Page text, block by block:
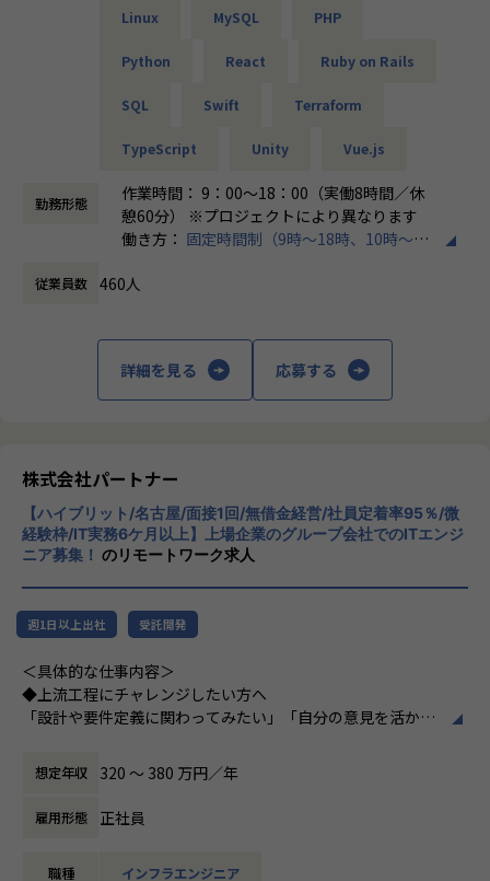
ら活躍している社員も多数。女性管理職も在籍しており、年
齢や性別を問わずフェアに評価される環境です。
＜チーム組織構成＞
入社後は原則2名以上のチームに配属されるため、一人現場
また、経験値に応じて先輩がフォローに入り、定例MTGやチ
ャットで気軽に相談できる環境を整えています。
平均年齢32.5歳
95％（2024年8月時点／1年以内）
y／Vue／AWS）
・自社ECサイトの新規立ち上げ（要件定義～運用／TypeScr
ipt、GCP）
・大手メーカー向け製造システムの業務改善プロジェクト
▼インフラ系
・アプリ向けサーバ設計構築（Docker／Azure）
・大手クライアント向け仮想環境移行・導入（Windows／A
ctive Directory）
＜安心のサポート体制＞
・教育担当が1on1でフォロー
└配属先はチーム＋教育係体制で、すぐ相談できる環境を整
Linux MySQL PHP
Python React Ruby on Rails
SQL Swift Terraform
TypeScript Unity Vue.js
勤務形態
作業時間： 9：00～18：00（実働8時間／休
憩60分） ※プロジェクトにより異なります
働き方： 固定時間制（9時～18時、10時～19
時間外労働の有無： 有（月平均20時間）
従業員数 460人
詳細を見る 応募する
株式会社パートナー
【ハイブリット/名古屋/面接1回/無借金経営/社員定着率95％/微
経験枠/IT実務6ケ月以上】上場企業のグループ会社でのITエンジ
ニア募集！ のリモートワーク求人
週1日以上出社 受託開発
＜具体的な仕事内容＞
◆上流工程にチャレンジしたい方へ
「設計や要件定義に関わってみたい」「自分の意見を活かせ
そんな方には700社以上の中からスキルや希望に合う案件を
ご紹介しています。
たとえば、ヨガ配信アプリやECサイトの新規開発、クラウド
設計など、上流フェーズから関われる案件も豊富です。ま
想定年収 320 〜 380 万円／年
雇用形態 正社員
職種 インフラエンジニア